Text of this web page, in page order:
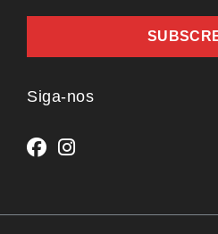
Siga-nos